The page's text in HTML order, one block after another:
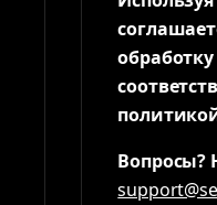
Вопросы?